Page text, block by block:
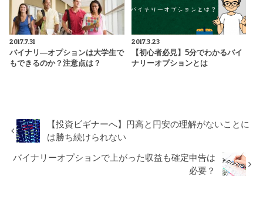
2017.7.31
バイナリ―オプションは大学生で
もできるのか？注意点は？
2017.3.23
【初心者必見】5分でわかるバイ
ナリーオプションとは
【投資ビギナーへ】円高と円安の理解がないことに
は勝ち続けられない
バイナリーオプションで上がった収益も確定申告は
必要？